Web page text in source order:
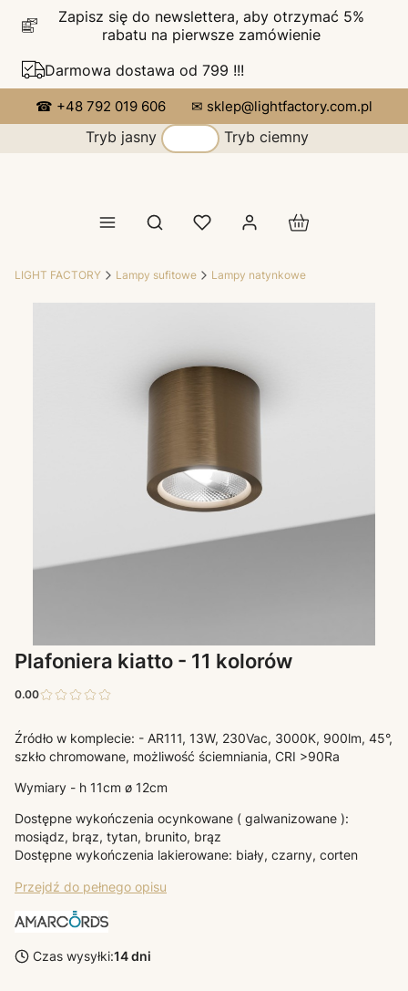
Zapisz się do newslettera, aby otrzymać 5%
rabatu na pierwsze zamówienie
Darmowa dostawa od 799 !!!
☎ +48 792 019 606 ✉ sklep@lightfactory.com.pl
Tryb jasny Tryb ciemny
Otwórz wyszukiwarkę Produkty w
LIGHT FACTORY Lampy sufitowe Lampy natynkowe
Plafoniera kiatto - 11 kolorów
0.00
Źródło w komplecie: - AR111, 13W, 230Vac, 3000K, 900lm, 45°,
szkło chromowane, możliwość ściemniania, CRI >90Ra
Wymiary - h 11cm ø 12cm
Dostępne wykończenia ocynkowane ( galwanizowane ):
mosiądz, brąz, tytan, brunito, brąz
Dostępne wykończenia lakierowane: biały, czarny, corten
Przejdź do pełnego opisu
Czas wysyłki:14 dni